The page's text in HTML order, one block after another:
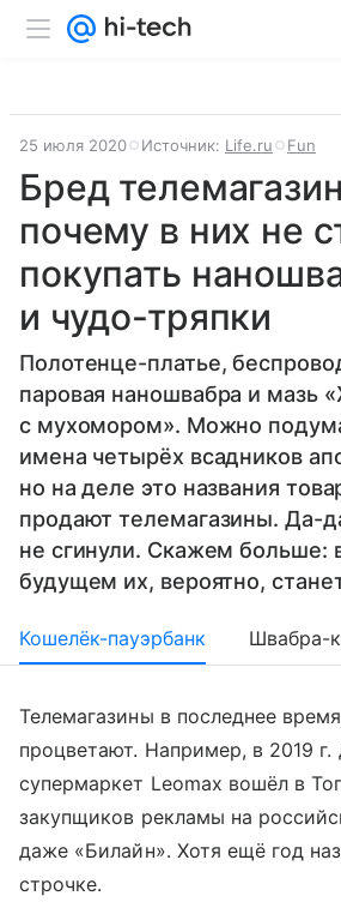
25 июля 2020 Источник: Life.ru Fun
Бред
почему в них не
покупать
и чудо-тряпки
Полотенце-платье,
паровая наношвабра и мазь
с мухомором». Можно
имена четырёх всадников
но на деле это названия
продают телемагазины. Да-
не сгинули. Скажем больше:
будущем их, вероятно,
Кошелёк-пауэрбанк Швабра-
Телемагазины в последнее
процветают. Например, в 2019 г.
супермаркет Leomax вошёл в
закупщиков рекламы на
даже «Билайн». Хотя ещё год
строчке.